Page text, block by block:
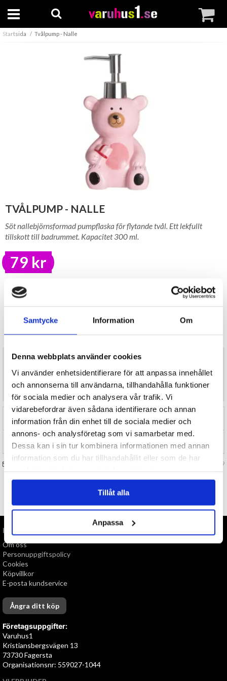
Samtycke Information Om
Denna webbplats använder cookies
Vi använder enhetsidentifierare för att anpassa innehållet
och annonserna till användarna, tillhandahålla funktioner
för sociala medier och analysera vår trafik. Vi
vidarebefordrar även sådana identifierare och annan
information från din enhet till de sociala medier och
annons- och analysföretag som vi samarbetar med.
Dessa kan i sin tur kombinera informationen med annan
information som du har tillhandahållit eller som de har
Tillåt alla
Anpassa
Startsida Tvålpump - Nalle
TVÅLPUMP - NALLE
Söt nallebjörnsformad pumpflaska för flytande tvål. Ett lekfullt
tillskott till badrummet. Kapacitet 300 ml.
79 kr
LAGER I SVERIGE, SNABB LEVERANS ÖPPET KÖP I 30 DAGAR
I lager
Söt nallebjörnsformad pumpflaska för flytande tvål. Ett lekfullt
Material: keramik, ABS-plast och PP-plast.
Mått ca 18,5x10x10 cm.
RECENSIONER (0)
TIPSA
Art. nr 147029
TILL TOPPEN
INFORMATION
Om oss
Personuppgiftspolicy
Cookies
Köpvillkor
E-posta kundservice
Ångra ditt köp
Företagsuppgifter:
Varuhus1
Kristiansbergsvägen 13
73730 Fagersta
Organisationsnr: 559027-1044